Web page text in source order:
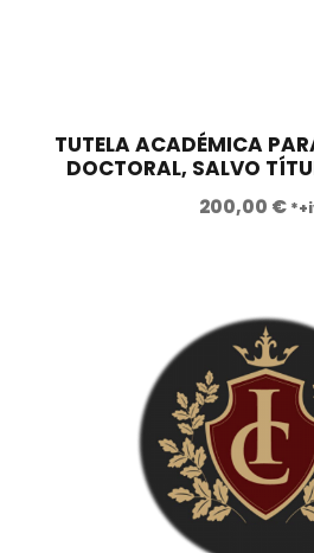
TUTELA ACADÉMICA
DOCTORAL, SALVO
200,00 €